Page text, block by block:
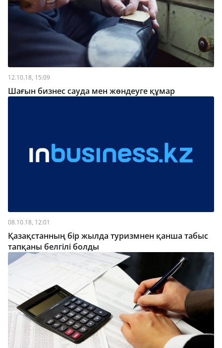
12.10.18, 15:09
Шағын бизнес сауда мен жөндеуге құмар
08.10.18, 12:01
Қазақстанның бір жылда туризмнен қанша табыс
тапқаны белгілі болды